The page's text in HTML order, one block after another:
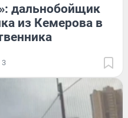
дальнобойщик
из Кемерова в
3